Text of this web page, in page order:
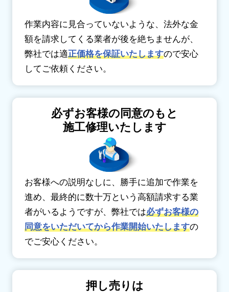
作業内容に見合っていないような、法外な金
額を請求してくる業者が後を絶ちませんが、
弊社では適正価格を保証いたしますので安心
してご依頼ください。
必ずお客様の同意のもと
施工修理いたします
お客様への説明なしに、勝手に追加で作業を
進め、最終的に数十万という高額請求する業
者がいるようですが、弊社では必ずお客様の
同意をいただいてから作業開始いたしますの
でご安心ください。
押し売りは